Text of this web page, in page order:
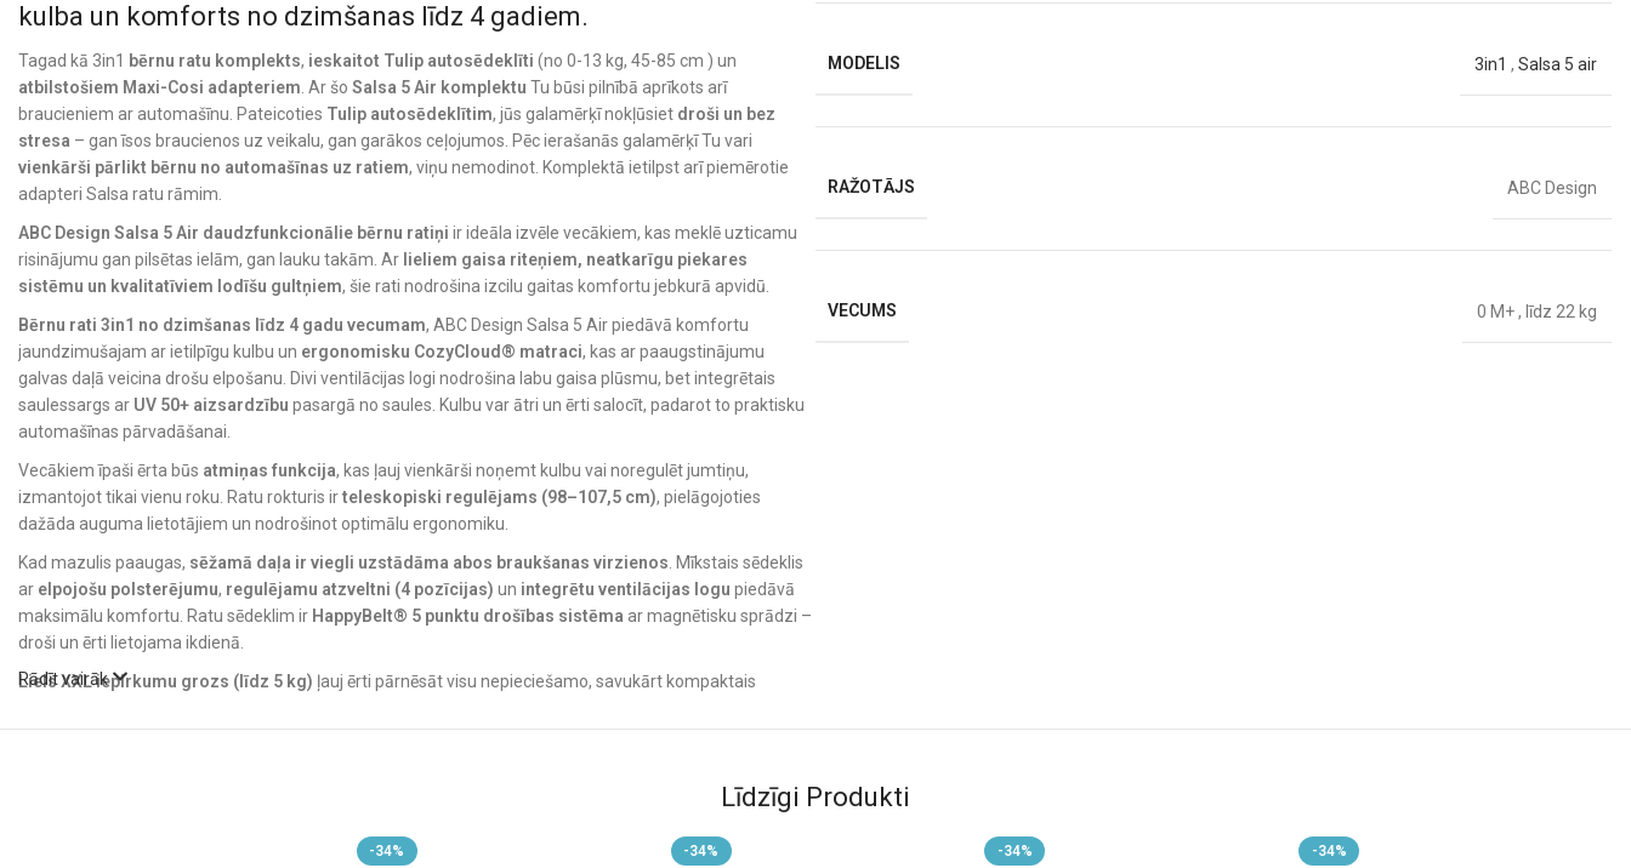
kulba un komforts no dzimšanas līdz 4 gadiem.
Tagad kā 3in1 bērnu ratu komplekts, ieskaitot Tulip autosēdeklīti (no 0-13 kg, 45-85 cm ) un
atbilstošiem Maxi-Cosi adapteriem. Ar šo Salsa 5 Air komplektu Tu būsi pilnībā aprīkots arī
braucieniem ar automašīnu. Pateicoties Tulip autosēdeklītim, jūs galamērķī nokļūsiet droši un bez
stresa – gan īsos braucienos uz veikalu, gan garākos ceļojumos. Pēc ierašanās galamērķī Tu vari
vienkārši pārlikt bērnu no automašīnas uz ratiem, viņu nemodinot. Komplektā ietilpst arī piemērotie
adapteri Salsa ratu rāmim.
ABC Design Salsa 5 Air daudzfunkcionālie bērnu ratiņi ir ideāla izvēle vecākiem, kas meklē uzticamu
risinājumu gan pilsētas ielām, gan lauku takām. Ar lieliem gaisa riteņiem, neatkarīgu piekares
sistēmu un kvalitatīviem lodīšu gultņiem, šie rati nodrošina izcilu gaitas komfortu jebkurā apvidū.
Bērnu rati 3in1 no dzimšanas līdz 4 gadu vecumam, ABC Design Salsa 5 Air piedāvā komfortu
jaundzimušajam ar ietilpīgu kulbu un ergonomisku CozyCloud® matraci, kas ar paaugstinājumu
galvas daļā veicina drošu elpošanu. Divi ventilācijas logi nodrošina labu gaisa plūsmu, bet integrētais
saulessargs ar UV 50+ aizsardzību pasargā no saules. Kulbu var ātri un ērti salocīt, padarot to praktisku
automašīnas pārvadāšanai.
Vecākiem īpaši ērta būs atmiņas funkcija, kas ļauj vienkārši noņemt kulbu vai noregulēt jumtiņu,
izmantojot tikai vienu roku. Ratu rokturis irteleskopiski regulējams (98–107,5 cm), pielāgojoties
dažāda auguma lietotājiem un nodrošinot optimālu ergonomiku.
Kad mazulis paaugas, sēžamā daļa ir viegli uzstādāma abos braukšanas virzienos. Mīkstais sēdeklis
ar elpojošu polsterējumu, regulējamu atzveltni (4 pozīcijas) un integrētu ventilācijas logu piedāvā
maksimālu komfortu. Ratu sēdeklim ir HappyBelt® 5 punktu drošības sistēma ar magnētisku sprādzi –
droši un ērti lietojama ikdienā.
Liels XXL iepirkumu grozs (līdz 5 kg) ļauj ērti pārnēsāt visu nepieciešamo, savukārt kompaktais
rāmi un daudzfunkcionālām sēdpozīcijām tie nodrošina ilgstošu un komfortablu lietošanu bez
Rādīt vairāk
MODELIS 3in1 , Salsa 5 air
RAŽOTĀJS ABC Design
VECUMS 0 M+, līdz 22 kg
Līdzīgi Produkti
-34% -34% -34% -34%